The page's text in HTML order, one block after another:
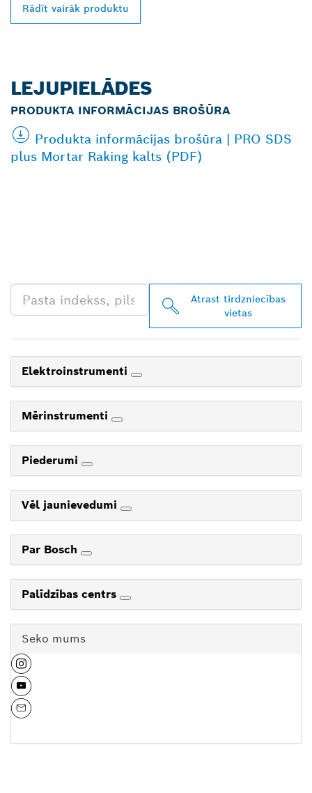
Rādīt vairāk produktu
LEJUPIELĀDES
PRODUKTA INFORMĀCIJAS BROŠŪRA
Produkta informācijas brošūra | PRO SDS
plus Mortar Raking kalts (PDF)
Atrast tirdzniecības
vietas
Elektroinstrumenti
Mērinstrumenti
Piederumi
Vēl jaunievedumi
Par Bosch
Palīdzības centrs
Seko mums